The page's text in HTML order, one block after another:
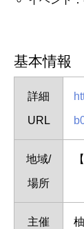
基本情報
詳細
URL
地域/
場所
主催